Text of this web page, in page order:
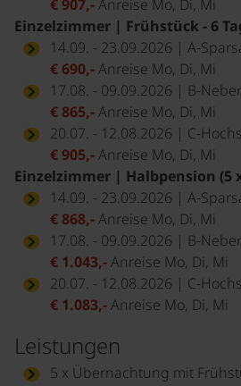
€ 907,-Anreise Mo, Di, Mi
Einzelzimmer | Frühstück - 6
14.09. - 23.09.2026 | A-
€ 690,-Anreise Mo, Di, Mi
17.08. - 09.09.2026 | B-
€ 865,-Anreise Mo, Di, Mi
20.07. - 12.08.2026 | C-
€ 905,-Anreise Mo, Di, Mi
Einzelzimmer | Halbpension (5
14.09. - 23.09.2026 | A-
€ 868,-Anreise Mo, Di, Mi
17.08. - 09.09.2026 | B-
€ 1.043,-Anreise Mo, Di, Mi
20.07. - 12.08.2026 | C-
€ 1.083,-Anreise Mo, Di, Mi
Leistungen
5 x Übernachtung mit